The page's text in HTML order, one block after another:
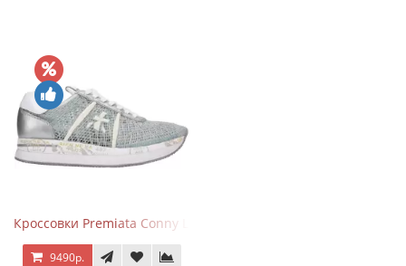
Кроссовки Premiata Conny Lace Blue Silver
9490р.